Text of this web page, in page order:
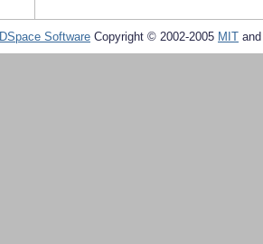
DSpace Software Copyright © 2002-2005 MIT